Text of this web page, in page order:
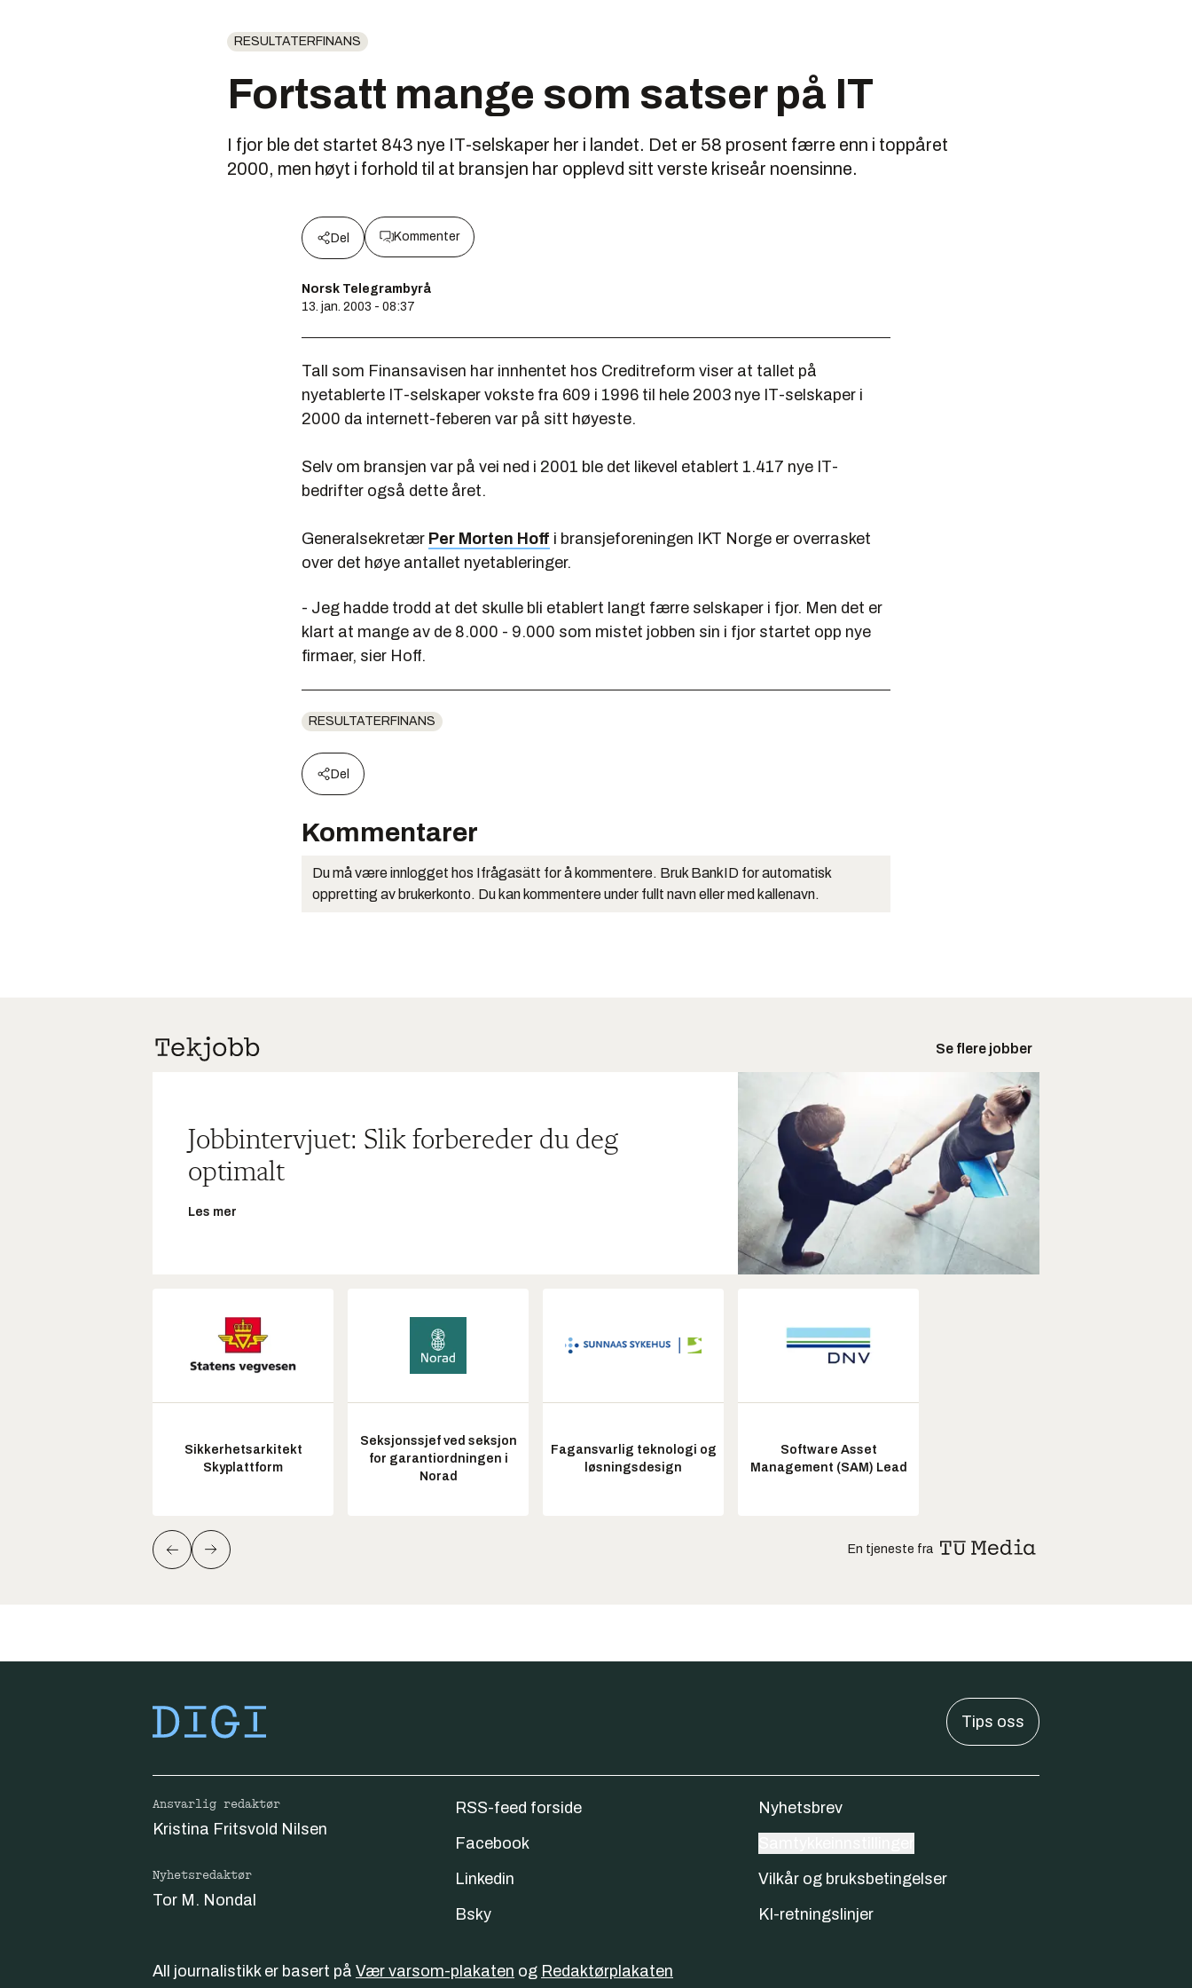
RESULTATERFINANS
Fortsatt mange som satser på IT
I fjor ble det startet 843 nye IT-selskaper her i landet. Det er 58 prosent færre enn i toppåret
2000, men høyt i forhold til at bransjen har opplevd sitt verste kriseår noensinne.
Del Kommenter
Norsk Telegrambyrå
13. jan. 2003 - 08:37
Tall som Finansavisen har innhentet hos Creditreform viser at tallet på
nyetablerte IT-selskaper vokste fra 609 i 1996 til hele 2003 nye IT-selskaper i
2000 da internett-feberen var på sitt høyeste.
Selv om bransjen var på vei ned i 2001 ble det likevel etablert 1.417 nye IT-
bedrifter også dette året.
Generalsekretær Per Morten Hoff i bransjeforeningen IKT Norge er overrasket
over det høye antallet nyetableringer.
- Jeg hadde trodd at det skulle bli etablert langt færre selskaper i fjor. Men det er
klart at mange av de 8.000 - 9.000 som mistet jobben sin i fjor startet opp nye
firmaer, sier Hoff.
RESULTATERFINANS
Del
Kommentarer
Du må være innlogget hos Ifrågasätt for å kommentere. Bruk BankID for automatisk
oppretting av brukerkonto. Du kan kommentere under fullt navn eller med kallenavn.
Se flere jobber
Jobbintervjuet: Slik forbereder du deg
optimalt
Les mer
Sikkerhetsarkitekt
Skyplattform
Seksjonssjef ved seksjon
for garantiordningen i
Norad
Fagansvarlig teknologi og
løsningsdesign
Software Asset
Management (SAM) Lead
En tjeneste fra
Tips oss
Ansvarlig redaktør
Kristina Fritsvold Nilsen
Nyhetsredaktør
Tor M. Nondal
RSS-feed forside
Facebook
Linkedin
Bsky
Nyhetsbrev
Vilkår og bruksbetingelser
KI-retningslinjer
All journalistikk er basert på Vær varsom-plakaten og Redaktørplakaten